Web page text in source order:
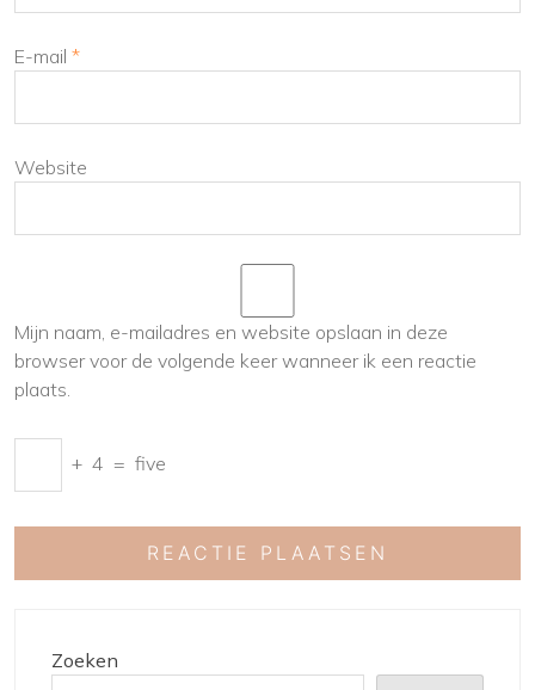
E-mail *
Website
Mijn naam, e-mailadres en website opslaan in deze
browser voor de volgende keer wanneer ik een reactie
plaats.
+ 4 = five
Zoeken